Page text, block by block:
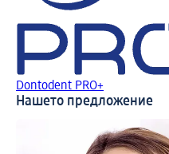
Dontodent PRO+
Нашето предложение